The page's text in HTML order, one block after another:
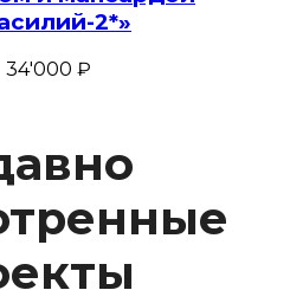
2*»
34'000 ₽